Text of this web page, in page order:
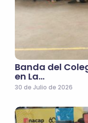
Banda del
en La…
30 de Julio de 2026